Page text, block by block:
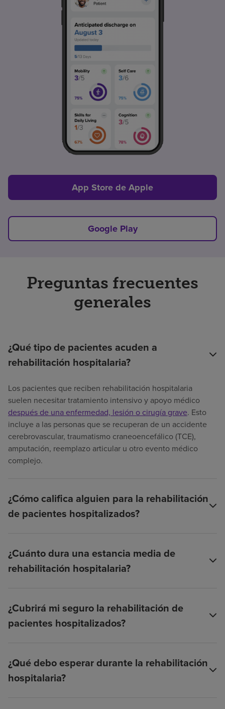
App Store de Apple
Google Play
Preguntas frecuentes
generales
¿Qué tipo de pacientes acuden a
rehabilitación hospitalaria?
Los pacientes que reciben rehabilitación hospitalaria
suelen necesitar tratamiento intensivo y apoyo médico
después de una enfermedad, lesión o cirugía grave. Esto
incluye a las personas que se recuperan de un accidente
cerebrovascular, traumatismo craneoencefálico (TCE),
amputación, reemplazo articular u otro evento médico
complejo.
¿Cómo califica alguien para la rehabilitación
de pacientes hospitalizados?
¿Cuánto dura una estancia media de
rehabilitación hospitalaria?
¿Cubrirá mi seguro la rehabilitación de
pacientes hospitalizados?
¿Qué debo esperar durante la rehabilitación
hospitalaria?